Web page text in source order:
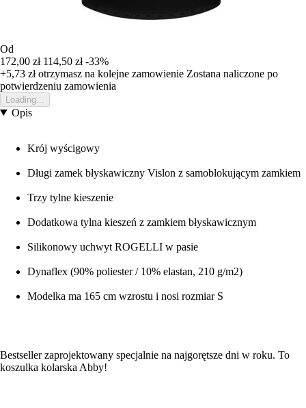
Od
172,00 zł 114,50 zł -33%
+5,73 złotrzymasz na kolejne zamowienie Zostana naliczone po
potwierdzeniu zamowienia
Loading...
Opis
Krój wyścigowy
Długi zamek błyskawiczny Vislon z samoblokującym zamkiem
Trzy tylne kieszenie
Dodatkowa tylna kieszeń z zamkiem błyskawicznym
Silikonowy uchwyt ROGELLI w pasie
Dynaflex (90% poliester / 10% elastan, 210 g/m2)
Modelka ma 165 cm wzrostu i nosi rozmiar S
Bestseller zaprojektowany specjalnie na najgorętsze dni w roku. To
koszulka kolarska Abby!